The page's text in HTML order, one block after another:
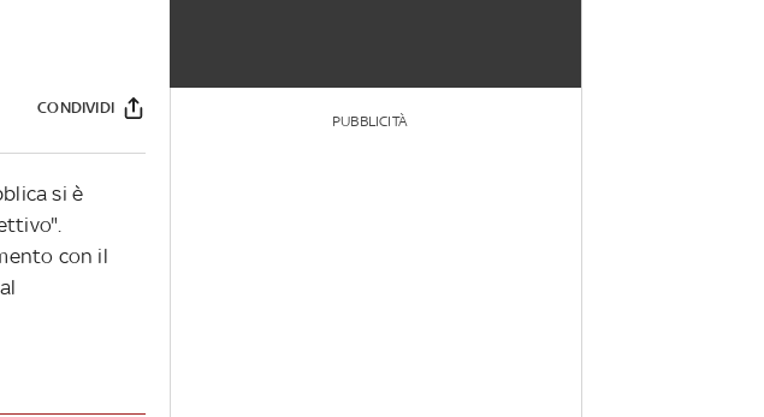
CONDIVIDI
si è
con il
PUBBLICITÀ